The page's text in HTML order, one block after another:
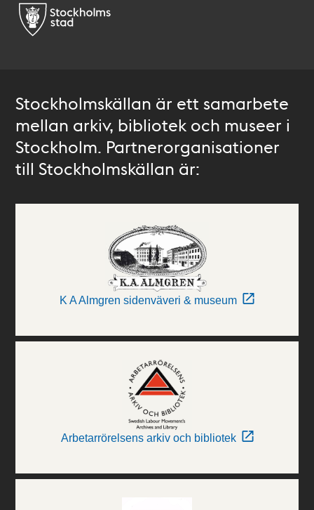
Stockholmskällan är ett samarbete
mellan arkiv, bibliotek och museer i
Stockholm. Partnerorganisationer
till Stockholmskällan är:
K A Almgren sidenväveri & museum
Arbetarrörelsens arkiv och bibliotek